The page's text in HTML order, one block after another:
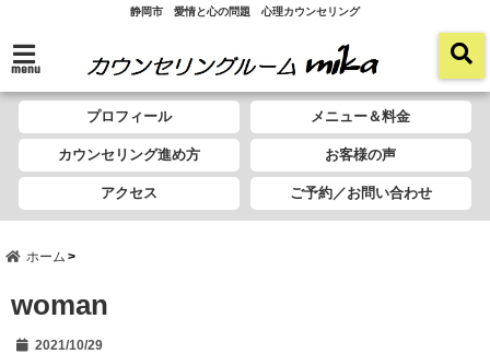
静岡市 愛情と心の問題 心理カウンセリング
menu
プロフィール メニュー＆料金
カウンセリング進め方 お客様の声
アクセス ご予約／お問い合わせ
ホーム
woman
2021/10/29